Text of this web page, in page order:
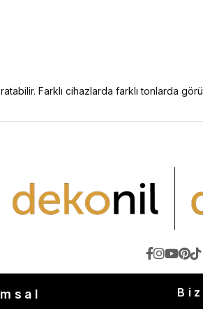
Farklı cihazlarda farklı tonlarda